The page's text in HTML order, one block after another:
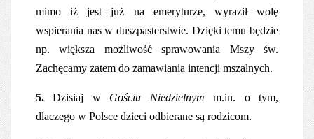
mimo iż jest już na emeryturze, wyraził wolę
wspierania nas w duszpasterstwie. Dzięki temu będzie
np. większa możliwość sprawowania Mszy św.
Zachęcamy zatem do zamawiania intencji mszalnych.
5. Dzisiaj w Gościu Niedzielnym m.in. o tym,
dlaczego w Polsce dzieci odbierane są rodzicom.